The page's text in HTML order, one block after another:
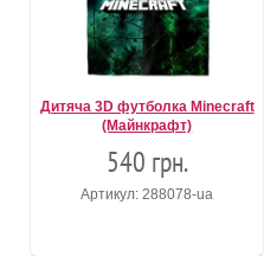
Дитяча 3D футболка Minecraft
(Майнкрафт)
540 грн.
Артикул: 288078-ua